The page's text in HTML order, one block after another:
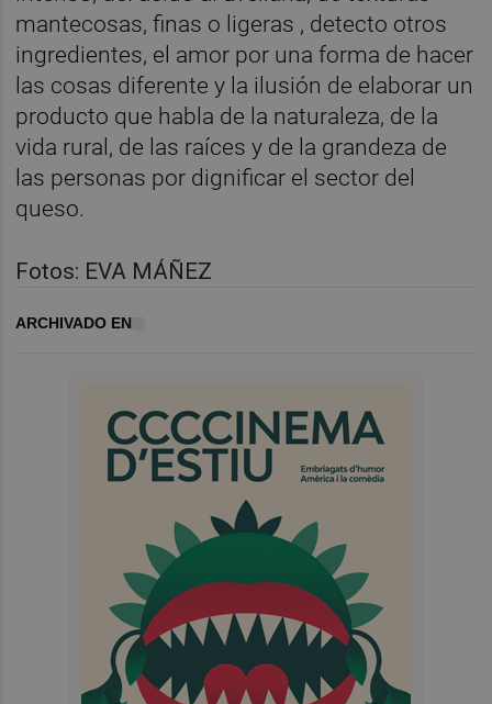
mantecosas, finas o ligeras , detecto otros
ingredientes, el amor por una forma de hacer
las cosas diferente y la ilusión de elaborar un
producto que habla de la naturaleza, de la
vida rural, de las raíces y de la grandeza de
las personas por dignificar el sector del
queso.
Fotos: EVA MÁÑEZ
ARCHIVADO EN